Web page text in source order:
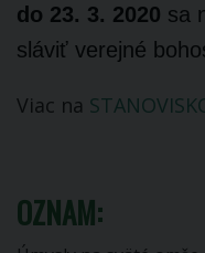
do 23. 3. 2020 sa
sláviť verejné
Viac na
OZNAM: